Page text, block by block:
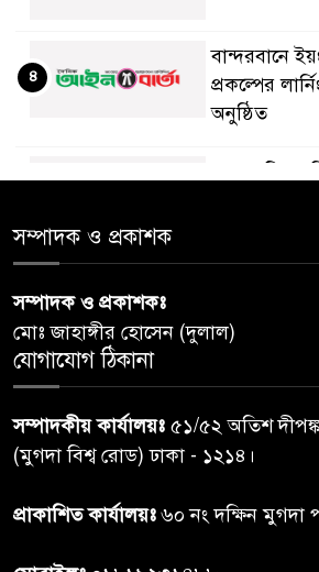
বান্দরবানে
প্রকল্পের
অনুষ্ঠিত
৪
পেশ
৬
তদন্ত শেষ
৭
রাতের মধ্যে
ঝড়বৃষ্টির
৮
সম্পাদক ও প্রকাশক
সম্পাদক ও প্রকাশকঃ
মোঃ জাহাঙ্গীর হোসেন (দুলাল)
যোগাযোগ ঠিকানা
সম্পাদকীয় কার্যালয়ঃ ৫১/৫২ অতিশ
(মুগদা বিশ্ব রোড) ঢাকা - ১২১৪।
প্রাকাশিত কার্যালয়ঃ৬০ নং দক্ষিন মুগদা